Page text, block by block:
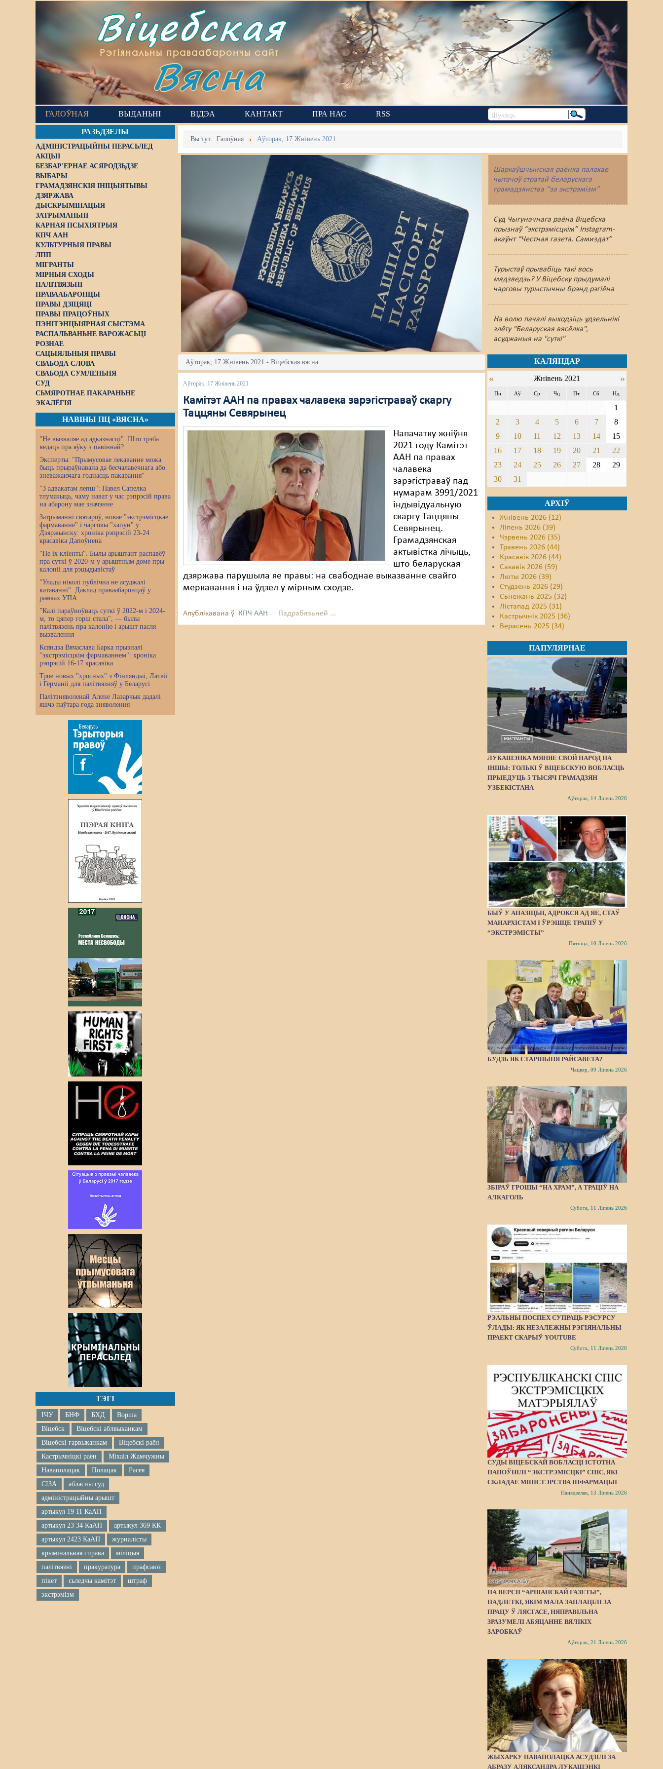
Віцебская
Рэгіянальны праваабарончы сайт
Вясна
ГАЛОЎНАЯ ВЫДАНЬНІ ВІДЭА КАНТАКТ ПРА НАС RSS
РАЗЬДЗЕЛЫ
АДМІНІСТРАЦЫЙНЫ ПЕРАСЬЛЕД
АКЦЫІ
БЕЗБАР'ЕРНАЕ АСЯРОДЗЬДЗЕ
ВЫБАРЫ
ГРАМАДЗЯНСКІЯ ІНІЦЫЯТЫВЫ
ДЗЯРЖАВА
ДЫСКРЫМІНАЦЫЯ
ЗАТРЫМАНЬНІ
КАРНАЯ ПСЫХІЯТРЫЯ
КПЧ ААН
КУЛЬТУРНЫЯ ПРАВЫ
ЛПП
МІГРАНТЫ
МІРНЫЯ СХОДЫ
ПАЛІТВЯЗЬНІ
ПРАВААБАРОНЦЫ
ПРАВЫ ДЗІЦЯЦІ
ПРАВЫ ПРАЦОЎНЫХ
ПЭНІТЭНЦЫЯРНАЯ СЫСТЭМА
РАСПАЛЬВАНЬНЕ ВАРОЖАСЬЦІ
РОЗНАЕ
САЦЫЯЛЬНЫЯ ПРАВЫ
СВАБОДА СЛОВА
СВАБОДА СУМЛЕНЬНЯ
СУД
СЬМЯРОТНАЕ ПАКАРАНЬНЕ
ЭКАЛЁГІЯ
НАВІНЫ ПЦ «ВЯСНА»
"Не вызваляе ад адказнасці". Што трэба
ведаць пра яўку з павіннай?
Эксперты: "Прымусовае лекаванне можа
быць прыраўнавана да бесчалавечнага або
зневажаючага годнасць пакарання"
"З адвакатам лепш": Павел Сапелка
тлумачыць, чаму нават у час рэпрэсій права
на абарону мае значэнне
Затрыманні святароў, новае "экстрэмісцкае
фармаванне" і чарговы "хапун" у
Дзяржынску: хроніка рэпрэсій 23-24
красавіка Дапоўнена
"Не іх кліенты". Былы арыштант распавёў
пра суткі ў 2020-м у арыштным доме пры
калоніі для рэцыдывістаў
"Улады ніколі публічна не асуджалі
катаванні". Даклад праваабаронцаў у
рамках УПА
"Калі параўноўваць суткі ў 2022-м і 2024-
м, то цяпер горш стала", — былы
палітвязень пра калонію і арышт пасля
вызвалення
Ксяндза Вячаслава Барка прызналі
"экстрэмісцкім фармаваннем": хроніка
рэпрэсій 16-17 красавіка
Трое новых "хросных" з Фінляндыі, Латвіі
і Германіі для палітвязняў у Беларусі
Палітзняволенай Алене Лазарчык дадалі
яшчэ паўтара года зняволення
ТЭГІ
ІЧУ БНФ БХД
Ворша
Віцебск
Віцебскі аблвыканкам
Віцебскі гарвыканкам
Віцебскі раён
Кастрычніцкі раён
Міхаіл Жамчужны
Наваполацак
Полацак
Расея
СІЗА
абласны суд
адміністрацыйны арышт
артыкул 19 11 КаАП
артыкул 23 34 КаАП
артыкул 369 КК
артыкул 2423 КаАП
журналісты
крымінальная справа
міліцыя
палітвязні
пракуратура
прафсаюз
пікет
сьледчы камітэт
штраф
экстрэмізм
Вы тут:Галоўная Аўторак, 17 Жнівень 2021
Шаркаўшчынская раёнка палохае
чытачоў стратай беларускага
грамадзянства “за экстрэмізм”
Суд Чыгуначнага раёна Віцебска
прызнаў “экстрэмісцкім” Instagram-
акаўнт “Честная газета. Самиздат”
Турыстаў прывабіць такі вось
мядзведзь? У Віцебску прыдумалі
чарговы турыстычны брэнд рэгіёна
На волю пачалі выходзіць удзельнікі
злёту "Беларуская вясёлка",
асуджаныя на "суткі"
Аўторак, 17 Жнівень 2021 - Віцебская вясна
Аўторак, 17 Жнівень 2021
Камітэт ААН па правах чалавека зарэгістраваў скаргу
Таццяны Севярынец
Напачатку жніўня
2021 году Камітэт
ААН па правах
чалавека
зарэгістраваў пад
нумарам 3991/2021
індывідуальную
скаргу Таццяны
Севярынец.
Грамадзянская
актывістка лічыць,
што беларуская
дзяржава парушыла яе правы: на свабоднае выказванне свайго
меркавання і на ўдзел у мірным сходзе.
Апублікавана ў КПЧ ААН Падрабязьней ...
КАЛЯНДАР
« Жнівень 2021 »
Пн Аў Ср Чц Пт Сб Нд
1
2
3 4 5 6 7
8
9
10 11 12 13 14
15
16
17 18 19 20 21
22
23
24 25 26 27 28
29
30
31
АРХІЎ
Жнівень 2026 (12)
Ліпень 2026 (39)
Чэрвень 2026 (35)
Травень 2026 (44)
Красавік 2026 (44)
Сакавік 2026 (59)
Люты 2026 (39)
Студзень 2026 (29)
Сьнежань 2025 (32)
Лістапад 2025 (31)
Кастрычнік 2025 (36)
Верасень 2025 (34)
ПАПУЛЯРНАЕ
ЛУКАШЭНКА МЯНЯЕ СВОЙ НАРОД НА
ІНШЫ: ТОЛЬКІ Ў ВІЦЕБСКУЮ ВОБЛАСЦЬ
ПРЫЕДУЦЬ 5 ТЫСЯЧ ГРАМАДЗЯН
УЗБЕКІСТАНА
Аўторак, 14 Ліпень 2026
БЫЎ У АПАЗІЦЫІ, АДРОКСЯ АД ЯЕ, СТАЎ
МАНАРХІСТАМ І ЎРЭШЦЕ ТРАПІЎ У
“ЭКСТРЭМІСТЫ”
Пятніца, 10 Ліпень 2026
БУДЗЬ ЯК СТАРШЫНЯ РАЙСАВЕТА?
Чацвер, 09 Ліпень 2026
ЗБІРАЎ ГРОШЫ “НА ХРАМ”, А ТРАЦІЎ НА
АЛКАГОЛЬ
Субота, 11 Ліпень 2026
РЭАЛЬНЫ ПОСПЕХ СУПРАЦЬ РЭСУРСУ
ЎЛАДЫ: ЯК НЕЗАЛЕЖНЫ РЭГІЯНАЛЬНЫ
ПРАЕКТ СКАРЫЎ YOUTUBE
Субота, 11 Ліпень 2026
СУДЫ ВІЦЕБСКАЙ ВОБЛАСЦІ ІСТОТНА
ПАПОЎНІЛІ “ЭКСТРЭМІСЦКІ” СПІС, ЯКІ
СКЛАДАЕ МІНІСТЭРСТВА ІНФАРМАЦЫІ
Панядзелак, 13 Ліпень 2026
ПА ВЕРСІІ “АРШАНСКАЙ ГАЗЕТЫ”,
ПАДЛЕТКІ, ЯКІМ МАЛА ЗАПЛАЦІЛІ ЗА
ПРАЦУ Ў ЛЯСГАСЕ, НЯПРАВІЛЬНА
ЗРАЗУМЕЛІ АБЯЦАННЕ ВЯЛІКІХ
ЗАРОБКАЎ
Аўторак, 21 Ліпень 2026
ЖЫХАРКУ НАВАПОЛАЦКА АСУДЗІЛІ ЗА
АБРАЗУ АЛЯКСАНДРА ЛУКАШЭНКІ